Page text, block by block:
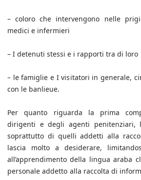
– coloro che intervengono nelle
medici e infermieri
– I detenuti stessi e i rapporti tra di loro
– le famiglie e I visitatori in generale,
con le banlieue.
Per quanto riguarda la prima
dirigenti e degli agenti penitenziari,
soprattutto di quelli addetti alla
lascia molto a desiderare,
all’apprendimento della lingua araba
personale addetto alla raccolta di